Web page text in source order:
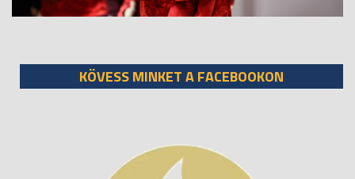
KÖVESS MINKET A FACEBOOKON